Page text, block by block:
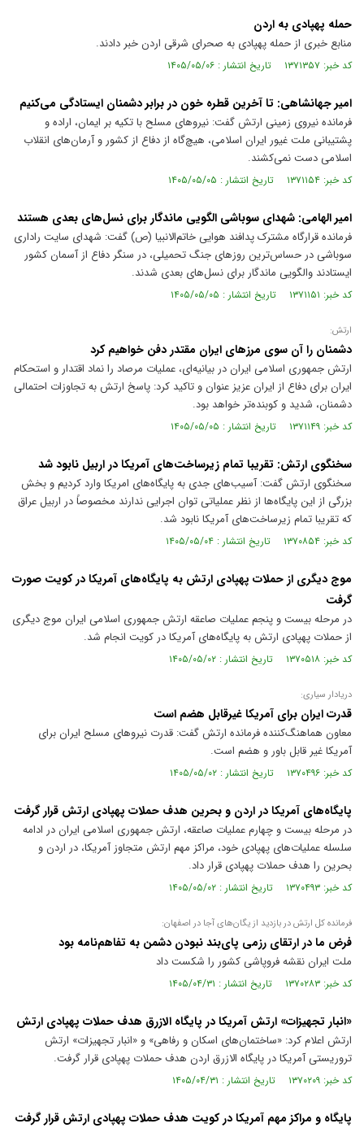
حمله پهپادی به اردن
منابع خبری از حمله پهپادی به صحرای شرقی اردن خبر دادند.
کد خبر: ۱۳۷۱۳۵۷ تاریخ انتشار : ۱۴۰۵/۰۵/۰۶
امیر جهانشاهی: تا آخرین قطره خون در برابر دشمنان ایستادگی می‌کنیم
فرمانده نیروی زمینی ارتش گفت: نیروهای مسلح با تکیه بر ایمان، اراده و
پشتیبانی ملت غیور ایران اسلامی، هیچ‌گاه از دفاع از کشور و آرمان‌های انقلاب
اسلامی دست نمی‌کشند.
کد خبر: ۱۳۷۱۱۵۴ تاریخ انتشار : ۱۴۰۵/۰۵/۰۵
امیر الهامی: شهدای سوباشی الگویی ماندگار برای نسل‌های بعدی هستند
فرمانده قرارگاه مشترک پدافند هوایی خاتم‌الانبیا (ص) گفت: شهدای سایت راداری
سوباشی در حساس‌ترین روزهای جنگ تحمیلی، در سنگر دفاع از آسمان کشور
ایستادند والگویی ماندگار برای نسل‌های بعدی شدند.
کد خبر: ۱۳۷۱۱۵۱ تاریخ انتشار : ۱۴۰۵/۰۵/۰۵
ارتش:
دشمنان را آن سوی مرز‌های ایران مقتدر دفن خواهیم کرد
ارتش جمهوری اسلامی ایران در بیانیه‌ای، عملیات مرصاد را نماد اقتدار و استحکام
ایران برای دفاع از ایران عزیز عنوان و تاکید کرد: پاسخ ارتش به تجاوزات احتمالی
دشمنان، شدید و کوبنده‌تر خواهد بود.
کد خبر: ۱۳۷۱۱۴۹ تاریخ انتشار : ۱۴۰۵/۰۵/۰۵
سخنگوی ارتش: تقریبا تمام زیرساخت‌های آمریکا در اربیل نابود شد
سخنگوی ارتش گفت: آسیب‌های جدی به پایگاه‌های امریکا وارد کردیم و بخش
بزرگی از این پایگاه‌ها از نظر عملیاتی توان اجرایی ندارند مخصوصاً در اربیل عراق
که تقریبا تمام زیرساخت‌های آمریکا نابود شد.
کد خبر: ۱۳۷۰۸۵۴ تاریخ انتشار : ۱۴۰۵/۰۵/۰۴
موج دیگری از حملات پهپادی ارتش به پایگاه‌های آمریکا در کویت صورت
گرفت
در مرحله بیست و پنجم عملیات صاعقه ارتش جمهوری اسلامی ایران موج دیگری
از حملات پهپادی ارتش به پایگاه‌های آمریکا در کویت انجام شد.
کد خبر: ۱۳۷۰۵۱۸ تاریخ انتشار : ۱۴۰۵/۰۵/۰۲
دریادار سیاری:
قدرت ‌ایران برای آمریکا غیرقابل هضم است‌
معاون هماهنگ‌کننده فرمانده ارتش گفت: قدرت نیروهای مسلح ایران برای
آمریکا غیر قابل باور و هضم است.
کد خبر: ۱۳۷۰۴۹۶ تاریخ انتشار : ۱۴۰۵/۰۵/۰۲
پایگاه‌های آمریکا در اردن و بحرین هدف حملات پهپادی ارتش قرار گرفت
در مرحله بیست و چهارم عملیات صاعقه، ارتش جمهوری اسلامی ایران در ادامه
سلسله عملیات‌های پهپادی خود، مراکز مهم ارتش متجاوز آمریکا، در اردن و
بحرین را هدف حملات پهپادی قرار داد.
کد خبر: ۱۳۷۰۴۹۳ تاریخ انتشار : ۱۴۰۵/۰۵/۰۲
فرمانده کل ارتش در بازدید از یگان‌های آجا در اصفهان:
فرض ما در ارتقای رزمی پای‌بند نبودن دشمن به تفاهم‌نامه بود
ملت ایران نقشه فروپاشی کشور را شکست داد
کد خبر: ۱۳۷۰۲۸۳ تاریخ انتشار : ۱۴۰۵/۰۴/۳۱
«انبار تجهیزات» ارتش آمریکا در پایگاه الازرق هدف حملات پهپادی ارتش
ارتش اعلام کرد: «ساختمان‌های اسکان و رفاهی» و «انبار تجهیزات» ارتش
تروریستی آمریکا در پایگاه الازرق اردن هدف حملات پهپادی قرار گرفت.
کد خبر: ۱۳۷۰۲۰۹ تاریخ انتشار : ۱۴۰۵/۰۴/۳۱
پایگاه و مراکز مهم آمریکا در کویت هدف حملات پهپادی ارتش قرار گرفت